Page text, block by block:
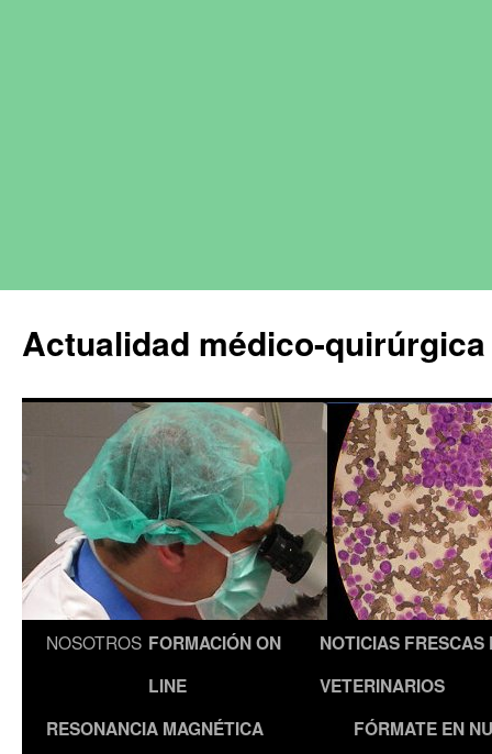
Actualidad médico-
NOSOTROS FORMACIÓN ON
LINE
NOTICIAS FRESCAS
VETERINARIOS
RESONANCIA MAGNÉTICA
FÓRMATE EN